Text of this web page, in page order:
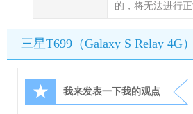
的，将无法进行
三星T699（Galaxy S Relay 4G
★ 我来发表一下我的观点